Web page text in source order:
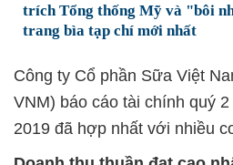
trích Tổng thống Mỹ và "bôi
trang bìa tạp chí mới nhất
Công ty Cổ phần Sữa Việt
VNM) báo cáo tài chính quý
2019 đã hợp nhất với nhiều